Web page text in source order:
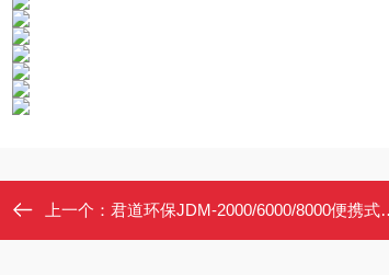
上一个： 君道环保JDM-2000/6000/8000便携式二氧化氮测定仪 防爆NO2检测仪